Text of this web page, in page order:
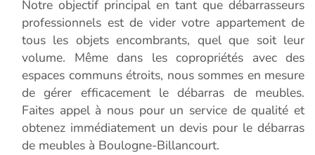
Notre objectif principal en tant que débarrasseurs
professionnels est de vider votre appartement de
tous les objets encombrants, quel que soit leur
volume. Même dans les copropriétés avec des
espaces communs étroits, nous sommes en mesure
de gérer efficacement le débarras de meubles.
Faites appel à nous pour un service de qualité et
obtenez immédiatement un devis pour le débarras
de meubles à Boulogne-Billancourt.